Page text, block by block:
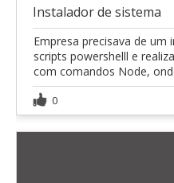
Instalador de sistema
Empresa precisava de um
scripts powershelll e
com comandos Node,
0